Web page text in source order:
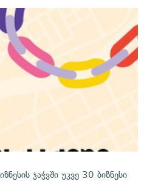
ჯაჭვში უკვე 30 ბიზნესი